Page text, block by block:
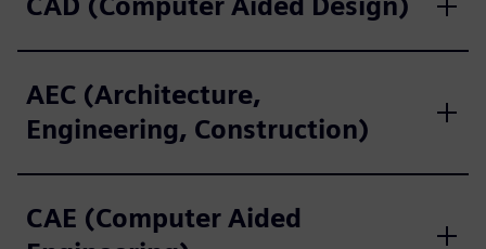
AEC (Architecture,
Engineering, Construction)
CAE (Computer Aided